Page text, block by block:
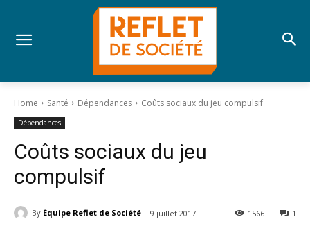
Home Santé Dépendances Coûts sociaux du jeu compulsif
Dépendances
Coûts sociaux du jeu
compulsif
By Équipe Reflet de Société 9 juillet 2017 1
1566